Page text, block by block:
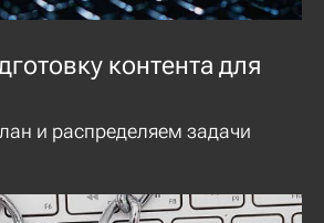
контента для
и распределяем задачи